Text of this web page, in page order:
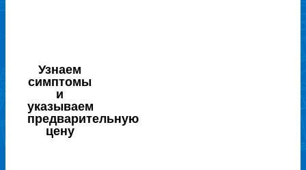
Узнаем
симптомы
и
указываем
предварительную
цену